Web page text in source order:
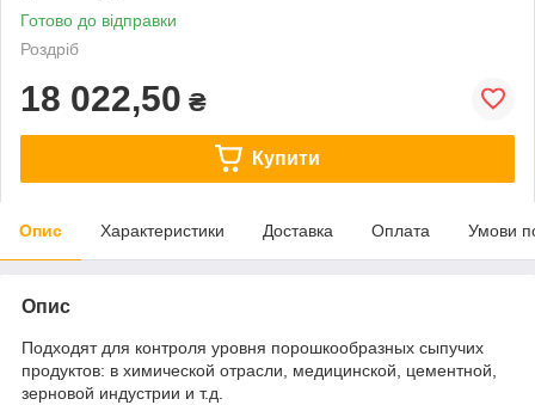
Готово до відправки
Роздріб
18 022,50 ₴
Купити
Опис Характеристики Доставка Оплата Умови
Опис
Подходят для контроля уровня порошкообразных сыпучих
продуктов: в химической отрасли, медицинской, цементной,
зерновой индустрии и т.д.